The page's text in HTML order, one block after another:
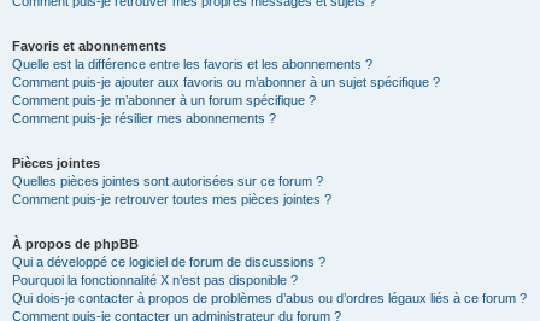
Favoris et abonnements
Quelle est la différence entre les favoris et les abonnements ?
Comment puis-je ajouter aux favoris ou m’abonner à un sujet spécifique ?
Comment puis-je m’abonner à un forum spécifique ?
Comment puis-je résilier mes abonnements ?
Pièces jointes
Quelles pièces jointes sont autorisées sur ce forum ?
Comment puis-je retrouver toutes mes pièces jointes ?
À propos de phpBB
Qui a développé ce logiciel de forum de discussions ?
Pourquoi la fonctionnalité X n’est pas disponible ?
Qui dois-je contacter à propos de problèmes d’abus ou d’ordres légaux liés à ce forum ?
Comment puis-je contacter un administrateur du forum ?